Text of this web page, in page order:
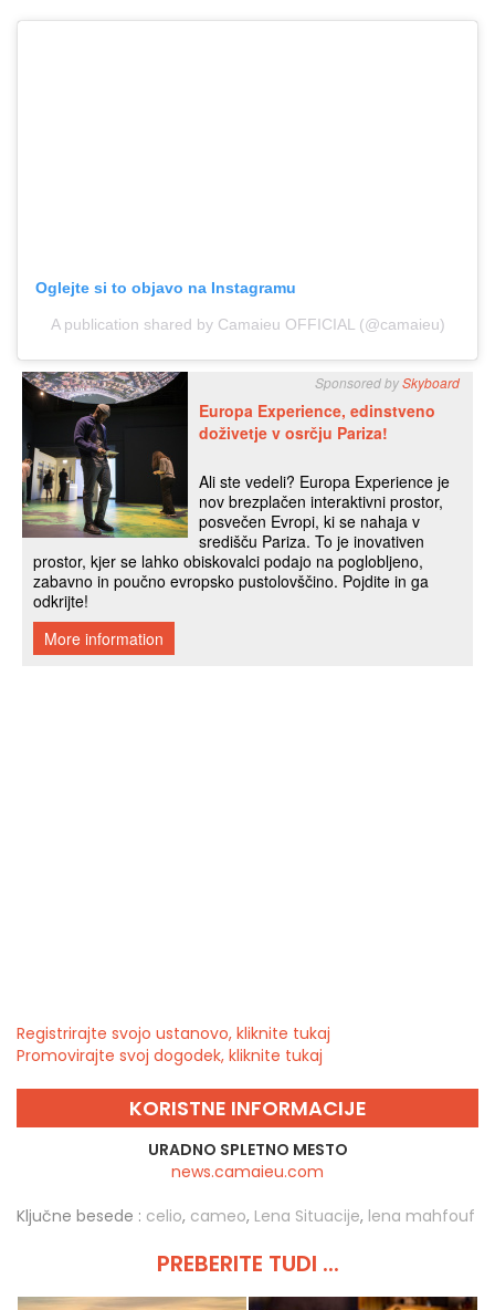
Oglejte si to objavo na Instagramu
A publication shared by Camaieu OFFICIAL (@camaieu)
Registrirajte svojo ustanovo, kliknite tukaj
Promovirajte svoj dogodek, kliknite tukaj
KORISTNE INFORMACIJE
URADNO SPLETNO MESTO
news.camaieu.com
Ključne besede : celio, cameo, Lena Situacije, lena mahfouf
PREBERITE TUDI ...